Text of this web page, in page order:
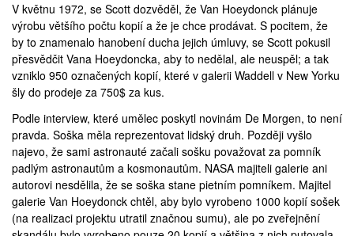
V květnu 1972, se Scott dozvěděl, že Van Hoeydonck plánuje
výrobu většího počtu kopií a že je chce prodávat. S pocitem, že
by to znamenalo hanobení ducha jejich úmluvy, se Scott pokusil
přesvědčit Vana Hoeydoncka, aby to nedělal, ale neuspěl; a tak
vzniklo 950 označených kopií, které v galerii Waddell v New Yorku
šly do prodeje za 750$ za kus.
Podle interview, které umělec poskytl novinám De Morgen, to není
pravda. Soška měla reprezentovat lidský druh. Později vyšlo
najevo, že sami astronauté začali sošku považovat za pomník
padlým astronautům a kosmonautům. NASA majiteli galerie ani
autorovi nesdělila, že se soška stane pietním pomníkem. Majitel
galerie Van Hoeydonck chtěl, aby bylo vyrobeno 1000 kopií sošek
(na realizaci projektu utratil značnou sumu), ale po zveřejnění